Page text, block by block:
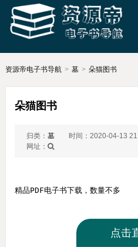
资源帝电子书导航 > 墓 > 朵猫图书
朵猫图书
归类： 墓 时间：2020-04-13
网址：
精品PDF电子书下载，数量不多
点击